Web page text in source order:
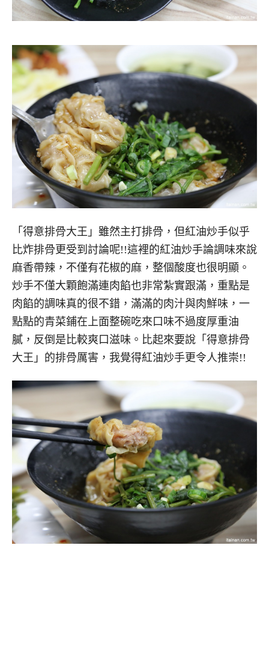
「得意排骨大王」雖然主打排骨，但紅油炒手似乎
比炸排骨更受到討論呢!!這裡的紅油炒手論調味來說
麻香帶辣，不僅有花椒的麻，整個酸度也很明顯。
炒手不僅大顆飽滿連肉餡也非常紮實跟滿，重點是
肉餡的調味真的很不錯，滿滿的肉汁與肉鮮味，一
點點的青菜鋪在上面整碗吃來口味不過度厚重油
膩，反倒是比較爽口滋味。比起來要說「得意排骨
大王」的排骨厲害，我覺得紅油炒手更令人推崇!!